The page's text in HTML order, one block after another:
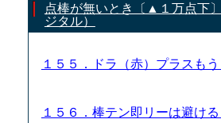
点棒が無いとき〔▲１万点下
ジタル）
１５５．ドラ（赤）プラスも
１５６．棒テン即リーは避け